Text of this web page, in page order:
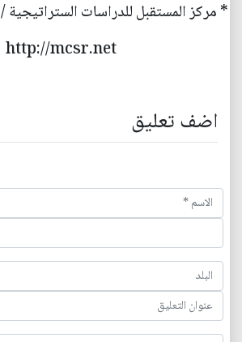
* مركز المستقبل للدراسات الستراتيجية / 2001 – 2026 Ⓒ
http://mcsr.net
اضف تعليق